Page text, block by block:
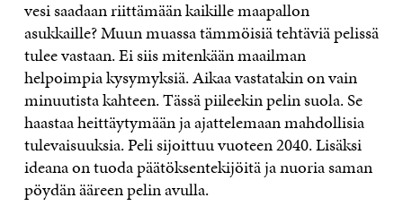
vesi saadaan riittämään kaikille maapallon
asukkaille? Muun muassa tämmöisiä tehtäviä pelissä
tulee vastaan. Ei siis mitenkään maailman
helpoimpia kysymyksiä. Aikaa vastatakin on vain
minuutista kahteen. Tässä piileekin pelin suola. Se
haastaa heittäytymään ja ajattelemaan mahdollisia
tulevaisuuksia. Peli sijoittuu vuoteen 2040. Lisäksi
ideana on tuoda päätöksentekijöitä ja nuoria saman
pöydän ääreen pelin avulla.